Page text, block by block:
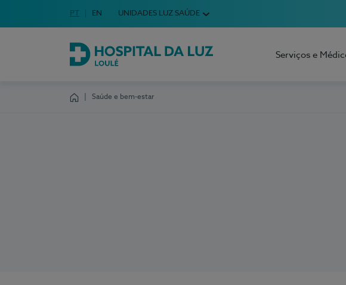
Escolha o seu idioma
Idioma em Português
PT English Language
EN UNIDADES LUZ SAÚDE
Hospital da Luz Loulé
Serviços e
Saúde e bem-estar